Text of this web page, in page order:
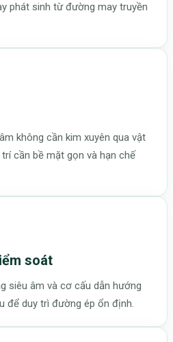
phát sinh từ đường may truyền
không cần kim xuyên qua vật
cần bề mặt gọn và hạn chế
soát
siêu âm và cơ cấu dẫn hướng
để duy trì đường ép ổn định.